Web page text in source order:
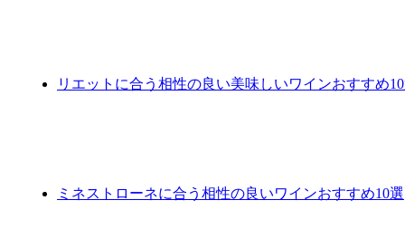
リエットに合う相性の良い美味しいワインおすすめ
ミネストローネに合う相性の良いワインおすすめ10選